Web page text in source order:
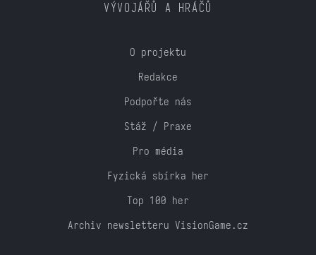
VÝVOJÁŘŮ A HRÁČŮ
O projektu
Redakce
Podpořte nás
Stáž / Praxe
Pro média
Fyzická sbírka her
Top 100 her
Archiv newsletteru VisionGame.cz